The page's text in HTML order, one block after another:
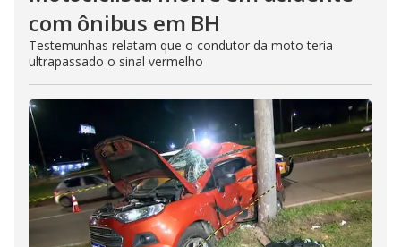
com ônibus em BH
Testemunhas relatam que o condutor da moto teria
ultrapassado o sinal vermelho